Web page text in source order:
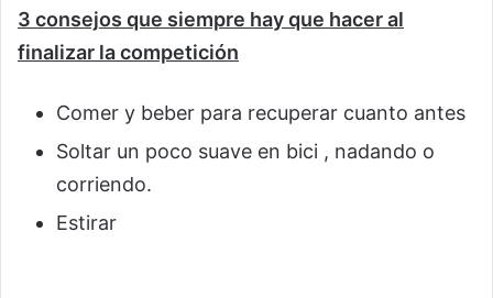
3 consejos que siempre hay que hacer al
finalizar la competición
Comer y beber para recuperar cuanto antes
Soltar un poco suave en bici , nadando o
corriendo.
Estirar